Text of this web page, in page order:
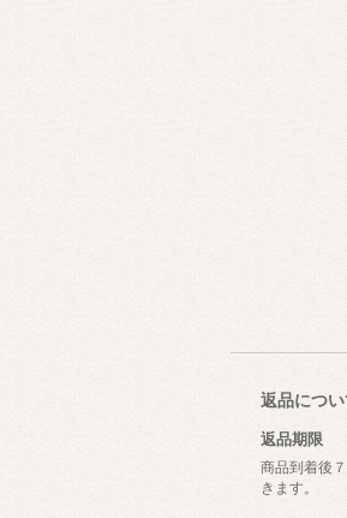
返品につ
返品期限
商品到着後
きます。